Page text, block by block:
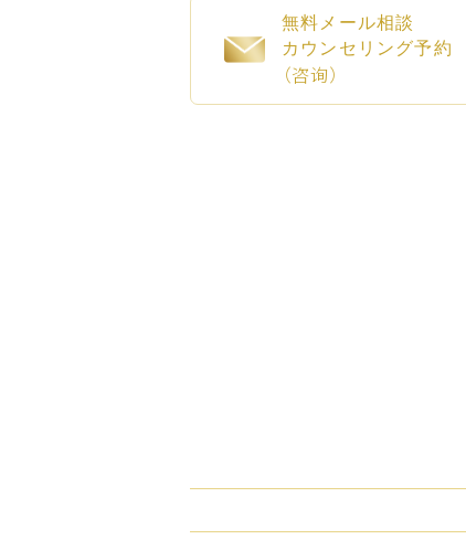
無料メール相談
カウンセリング予約
（咨询）